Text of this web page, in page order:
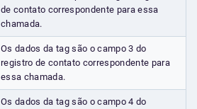
de contato correspondente para essa
chamada.
Os dados da tag são o campo 3 do
registro de contato correspondente para
essa chamada.
Os dados da tag são o campo 4 do